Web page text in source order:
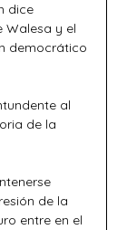
dice
Walesa y el
democrático
al
de la
de la
entre en el